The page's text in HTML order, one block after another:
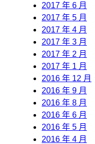
2017 年 6 月
2017 年 5 月
2017 年 4 月
2017 年 3 月
2017 年 2 月
2017 年 1 月
2016 年 12 月
2016 年 9 月
2016 年 8 月
2016 年 6 月
2016 年 5 月
2016 年 4 月